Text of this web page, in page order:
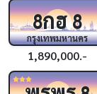
8กฮ8
กรุงเทพมหานคร
1,890,000.-